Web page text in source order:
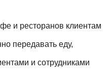
и ресторанов клиентам
передавать еду,
и сотрудниками